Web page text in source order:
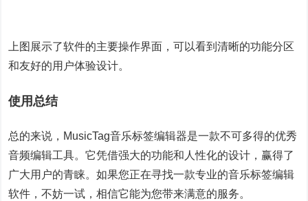
上图展示了软件的主要操作界面，可以看到清晰的功能分区
和友好的用户体验设计。
使用总结
总的来说，MusicTag音乐标签编辑器是一款不可多得的优秀
音频编辑工具。它凭借强大的功能和人性化的设计，赢得了
广大用户的青睐。如果您正在寻找一款专业的音乐标签编辑
软件，不妨一试，相信它能为您带来满意的服务。